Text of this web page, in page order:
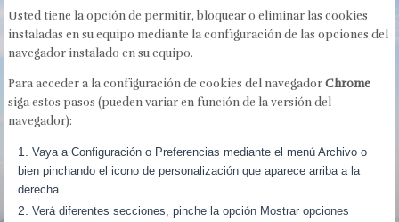
Usted tiene la opción de permitir, bloquear o eliminar las cookies
instaladas en su equipo mediante la configuración de las opciones del
navegador instalado en su equipo.
Para acceder a la configuración de cookies del navegadorChrome
siga estos pasos (pueden variar en función de la versión del
navegador):
Vaya a Configuración o Preferencias mediante el menú Archivo o
bien pinchando el icono de personalización que aparece arriba a la
derecha.
Verá diferentes secciones, pinche la opción Mostrar opciones